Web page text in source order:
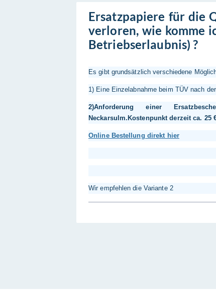
Ersatzpapiere für die
verloren, wie komme
Betriebserlaubnis) ?
Es gibt grundsätzlich verschiedene
1) Eine Einzelabnahme beim TÜV nach
2)Anforderung einer
Neckarsulm.Kostenpunkt derzeit ca. 25
Online Bestellung direkt hier
Wir empfehlen die Variante 2